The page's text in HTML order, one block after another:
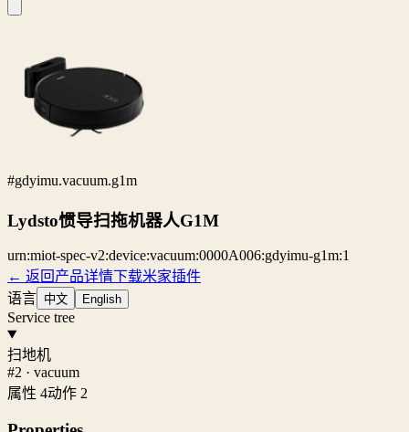
#gdyimu.vacuum.g1m
Lydsto惯导扫拖机器人G1M
urn:miot-spec-v2:device:vacuum:0000A006:gdyimu-g1m:1
← 返回产品详情下载米家插件
语言 中文 English
Service tree
扫地机
#2 · vacuum
属性 4动作 2